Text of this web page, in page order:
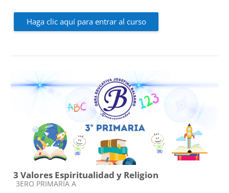
Haga clic aquí para entrar al curso
3 Valores Espiritualidad y Religion
Categoría de cursos
3ERO PRIMARIA A